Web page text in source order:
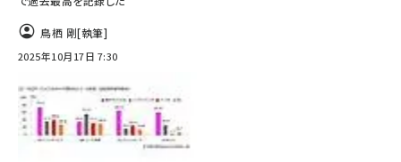
鳥栖 剛[執筆]
2025年10月17日 7:30